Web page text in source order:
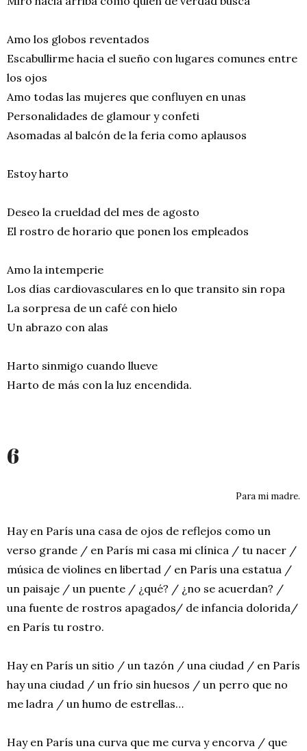
Amo los globos reventados
Escabullirme hacia el sueño con lugares comunes entre
los ojos
Amo todas las mujeres que confluyen en unas
Personalidades de glamour y confeti
Asomadas al balcón de la feria como aplausos
Estoy harto
Deseo la crueldad del mes de agosto
El rostro de horario que ponen los empleados
Amo la intemperie
Los días cardiovasculares en lo que transito sin ropa
La sorpresa de un café con hielo
Un abrazo con alas
Harto sinmigo cuando llueve
Harto de más con la luz encendida.
6
Para mi madre.
Hay en París una casa de ojos de reflejos como un
verso grande / en París mi casa mi clínica / tu nacer /
música de violines en libertad / en París una estatua /
un paisaje / un puente / ¿qué? / ¿no se acuerdan? /
una fuente de rostros apagados/ de infancia dolorida/
en París tu rostro.
Hay en París un sitio / un tazón / una ciudad / en París
hay una ciudad / un frío sin huesos / un perro que no
me ladra / un humo de estrellas…
Hay en París una curva que me curva y encorva / que